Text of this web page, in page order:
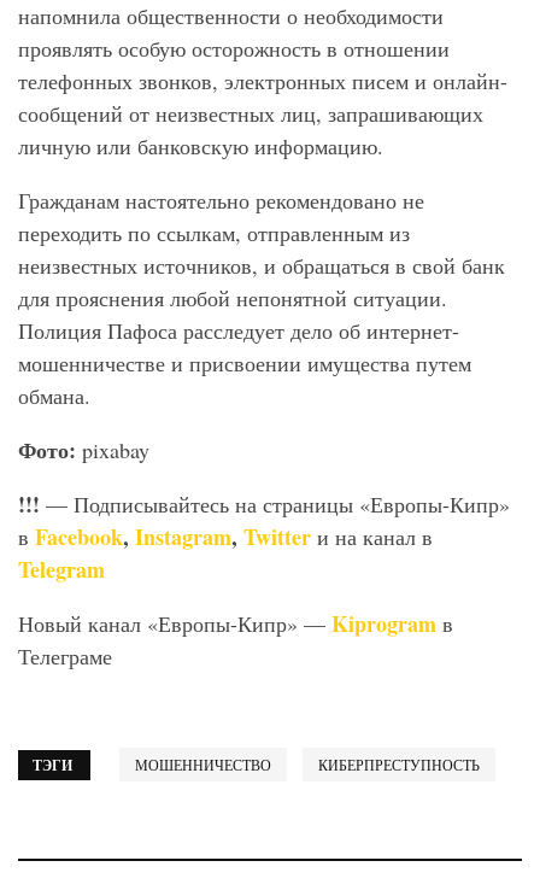
напомнила общественности о необходимости
проявлять особую осторожность в отношении
телефонных звонков, электронных писем и онлайн-
сообщений от неизвестных лиц, запрашивающих
личную или банковскую информацию.
Гражданам настоятельно рекомендовано не
переходить по ссылкам, отправленным из
неизвестных источников, и обращаться в свой банк
для прояснения любой непонятной ситуации.
Полиция Пафоса расследует дело об интернет-
мошенничестве и присвоении имущества путем
обмана.
Фото: pixabay
!!! — Подписывайтесь на страницы «Европы-Кипр»
в Facebook, Instagram, Twitter и на канал в
Telegram
Новый канал «Европы-Кипр» — Kiprogram в
Телеграме
ТЭГИ МОШЕННИЧЕСТВО КИБЕРПРЕСТУПНОСТЬ